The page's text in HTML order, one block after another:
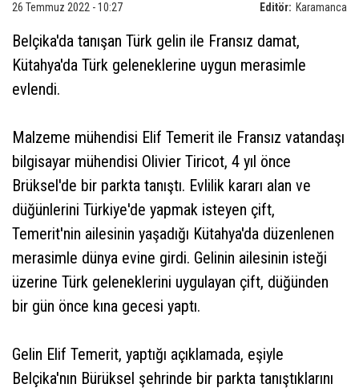
Editör: Karamanca
26 Temmuz 2022 - 10:27
Belçika'da tanışan Türk gelin ile Fransız damat,
Kütahya'da Türk geleneklerine uygun merasimle
evlendi.
Malzeme mühendisi Elif Temerit ile Fransız vatandaşı
bilgisayar mühendisi Olivier Tiricot, 4 yıl önce
Brüksel'de bir parkta tanıştı. Evlilik kararı alan ve
düğünlerini Türkiye'de yapmak isteyen çift,
Temerit'nin ailesinin yaşadığı Kütahya'da düzenlenen
merasimle dünya evine girdi. Gelinin ailesinin isteği
üzerine Türk geleneklerini uygulayan çift, düğünden
bir gün önce kına gecesi yaptı.
Gelin Elif Temerit, yaptığı açıklamada, eşiyle
Belçika'nın Bürüksel şehrinde bir parkta tanıştıklarını